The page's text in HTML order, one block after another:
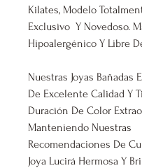
Kilates, Modelo
Exclusivo Y Novedoso.
Hipoalergénico Y Libre
Nuestras Joyas Bañadas
De Excelente Calidad Y
Duración De Color
Manteniendo Nuestras
Recomendaciones De
Joya Lucirá Hermosa Y